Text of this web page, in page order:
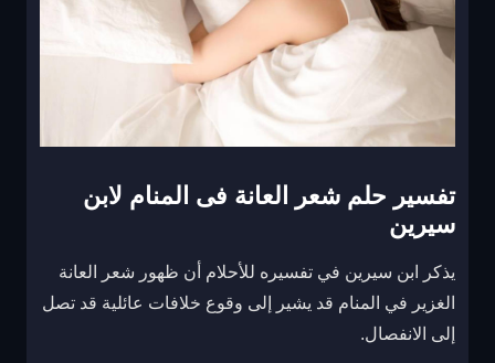
تفسير حلم شعر العانة فى المنام لابن
سيرين
يذكر ابن سيرين في تفسيره للأحلام أن ظهور شعر العانة
الغزير في المنام قد يشير إلى وقوع خلافات عائلية قد تصل
إلى الانفصال.